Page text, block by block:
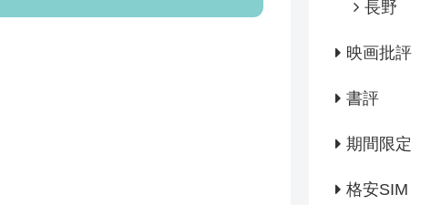
長野
映画批評
書評
期間限定
格安SIM